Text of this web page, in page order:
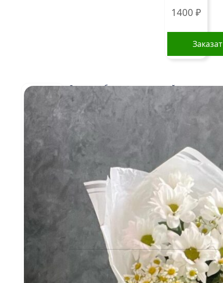
1400 ₽
Стоимость букетов и композиций, указанная
на сайте, ориентировочна и может меняться.
Окончательная цена зависит от доступности
определенных видов цветов, времени года, а
также может быть выше в периоды
праздников и предпраздничных дней.
Информация о составе букетов, ценах на
товары и услуги, представленная на данном
сайте, предназначена исключительно для
ознакомления и не является публичной
офертой, как это определено в Статье 437(2)
Гражданского кодекса Российской Федерации.
КЛИЕНТАМ
Политика конфиденциальности